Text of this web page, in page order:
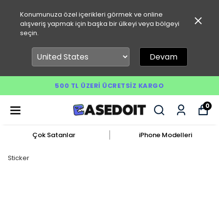
Konumunuza özel içerikleri görmek ve online
alışveriş yapmak için başka bir ülkeyi veya bölgeyi
seçin.
Devam
500 TL ÜZERI ÜCRETSIZ KARGO
0
Çok Satanlar iPhone Modelleri
Sticker